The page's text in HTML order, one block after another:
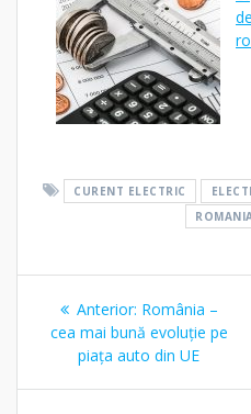
CURENT ELECTRIC
Navigare
articole
Anterior: Articolul
anterior:
România –
cea mai bună evoluție pe
piața auto din UE